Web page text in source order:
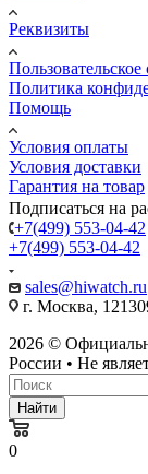
Реквизиты
Политика
Помощь
Условия оплаты
Условия доставки
Гарантия на товар
Подписаться на
+7(499) 553-04-42
+7(499) 553-04-42
sales@hiwatch.ru
г. Москва,
2026 ©
России • Не
Найти
0